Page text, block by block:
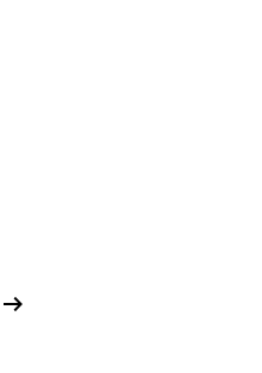
arrow_right_alt